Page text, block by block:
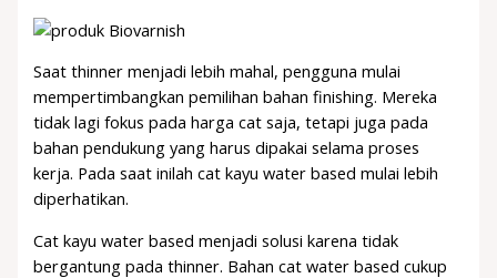
Saat thinner menjadi lebih mahal, pengguna mulai
mempertimbangkan pemilihan bahan finishing. Mereka
tidak lagi fokus pada harga cat saja, tetapi juga pada
bahan pendukung yang harus dipakai selama proses
kerja. Pada saat inilah cat kayu water based mulai lebih
diperhatikan.
Cat kayu water based menjadi solusi karena tidak
bergantung pada thinner. Bahan cat water based cukup